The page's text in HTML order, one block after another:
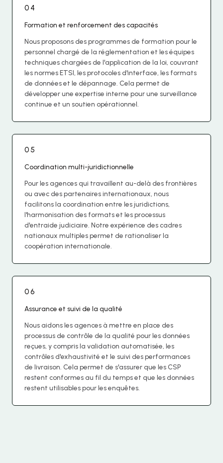
04
Formation et renforcement des capacités
Nous proposons des programmes de formation pour le
personnel chargé de la réglementation et les équipes
techniques chargées de l'application de la loi, couvrant
les normes ETSI, les protocoles d'interface, les formats
de données et le dépannage. Cela permet de
développer une expertise interne pour une surveillance
continue et un soutien opérationnel.
05
Coordination multi-juridictionnelle
Pour les agences qui travaillent au-delà des frontières
ou avec des partenaires internationaux, nous
facilitons la coordination entre les juridictions,
l'harmonisation des formats et les processus
d'entraide judiciaire. Notre expérience des cadres
nationaux multiples permet de rationaliser la
coopération internationale.
06
Assurance et suivi de la qualité
Nous aidons les agences à mettre en place des
processus de contrôle de la qualité pour les données
reçues, y compris la validation automatisée, les
contrôles d'exhaustivité et le suivi des performances
de livraison. Cela permet de s'assurer que les CSP
restent conformes au fil du temps et que les données
restent utilisables pour les enquêtes.